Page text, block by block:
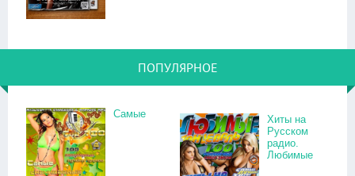
ПОПУЛЯРНОЕ
Самые
Хиты на
Русском
радио.
Любимые